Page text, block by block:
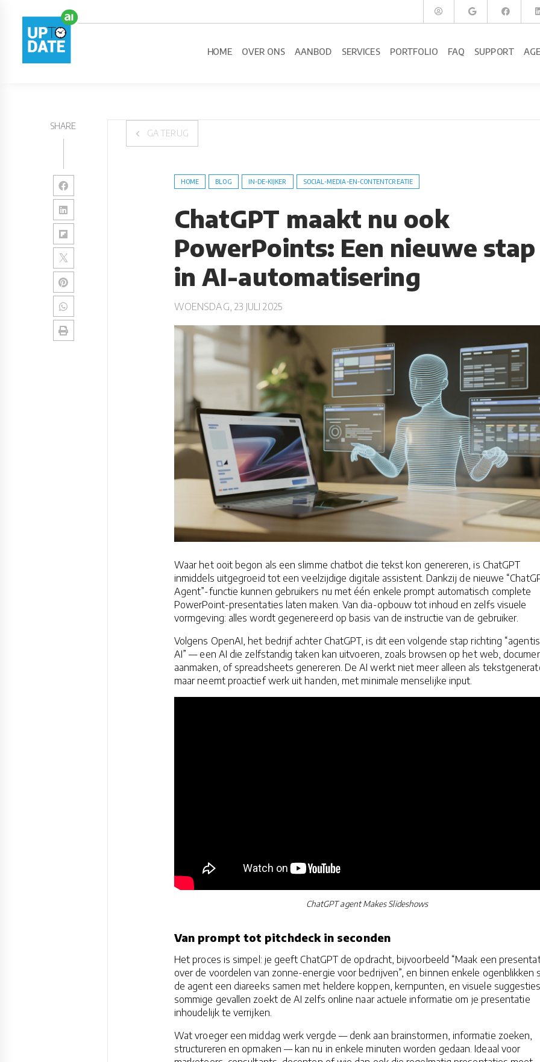
HOME OVER ONS AANBOD SERVICES PORTFOLIO FAQ SUPPORT
SHARE
GA TERUG
HOME BLOG IN-DE-KIJKER SOCIAL-MEDIA-EN-CONTENTCREATIE
ChatGPT maakt nu ook
PowerPoints: Een nieuwe stap
in AI-automatisering
WOENSDAG, 23 JULI 2025
Waar het ooit begon als een slimme chatbot die tekst kon genereren, is ChatGPT
inmiddels uitgegroeid tot een veelzijdige digitale assistent. Dankzij de nieuwe
Agent”-functie kunnen gebruikers nu met één enkele prompt automatisch complete
PowerPoint-presentaties laten maken. Van dia-opbouw tot inhoud en zelfs visuele
vormgeving: alles wordt gegenereerd op basis van de instructie van de gebruiker.
Volgens OpenAI, het bedrijf achter ChatGPT, is dit een volgende stap richting
AI” — een AI die zelfstandig taken kan uitvoeren, zoals browsen op het web,
aanmaken, of spreadsheets genereren. De AI werkt niet meer alleen als
maar neemt proactief werk uit handen, met minimale menselijke input.
ChatGPT agent Makes Slideshows
Van prompt tot pitchdeck in seconden
Het proces is simpel: je geeft ChatGPT de opdracht, bijvoorbeeld “Maak een
over de voordelen van zonne-energie voor bedrijven”, en binnen enkele ogenblikken
de agent een diareeks samen met heldere koppen, kernpunten, en visuele
sommige gevallen zoekt de AI zelfs online naar actuele informatie om je presentatie
inhoudelijk te verrijken.
Wat vroeger een middag werk vergde — denk aan brainstormen, informatie zoeken,
structureren en opmaken — kan nu in enkele minuten worden gedaan. Ideaal voor